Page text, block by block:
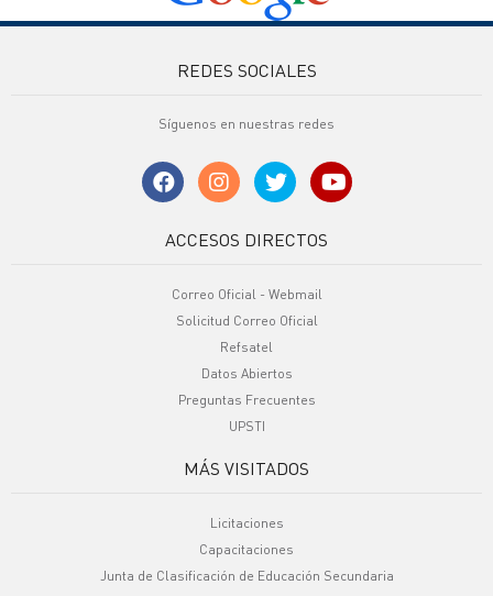
REDES SOCIALES
Síguenos en nuestras redes
ACCESOS DIRECTOS
Correo Oficial - Webmail
Solicitud Correo Oficial
Refsatel
Datos Abiertos
Preguntas Frecuentes
UPSTI
MÁS VISITADOS
Licitaciones
Capacitaciones
Junta de Clasificación de Educación Secundaria